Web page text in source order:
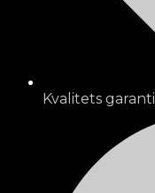
Kvalitets garanti